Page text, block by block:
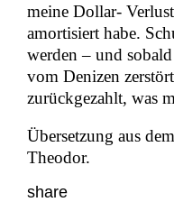
meine Dollar-
amortisiert habe.
werden – und
vom Denizen
zurückgezahlt, was
Übersetzung aus
Theodor.
share